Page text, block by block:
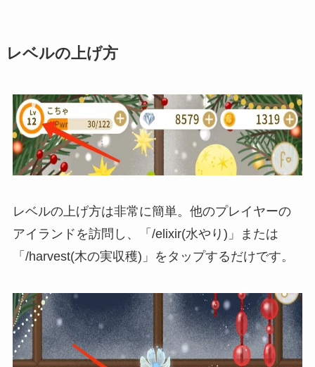
レベルの上げ方
レベルの上げ方は非常に簡単。他のプレイヤーの
アイランドを訪問し、
「/elixir(水やり)」または
「/harvest(木の実収穫)」をタップするだけです。